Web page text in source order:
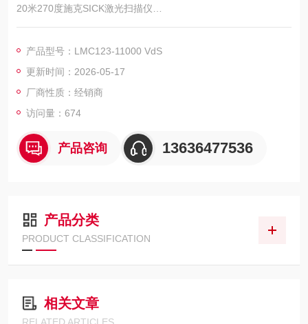
20米270度施克SICK激光扫描仪
1 7 段显示 （以及 5 个用于显示设备状态、脏污警告和输出状态
产品型号：LMC123-11000 VdS
更新时间：2026-05-17
厂商性质：经销商
访问量：674
产品咨询 13636477536
产品分类
PRODUCT CLASSIFICATION
相关文章